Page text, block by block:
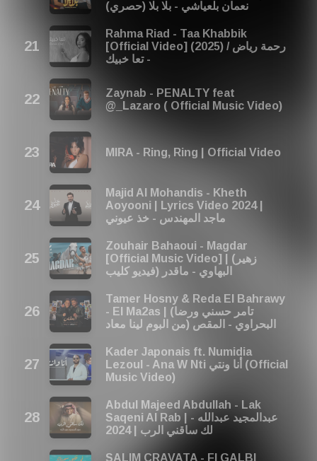
(نعمان بلعياشي - بلا بلا (حصري
Rahma Riad - Taa Khabbik
[Official Video] (2025) / رحمة رياض
- تعا خبيك
Zaynab - PENALTY feat
@_Lazaro ( Official Music Video)
MIRA - Ring, Ring | Official Video
Majid Al Mohandis - Kheth
Aoyooni | Lyrics Video 2024 |
ماجد المهندس - خذ عيوني
Zouhair Bahaoui - Magdar
[Official Music Video] | (زهير
البهاوي - ماقدر (فيديو كليب
Tamer Hosny & Reda El Bahrawy
- El Ma2as | (تامر حسني ورضا
البحراوي - المقص (من البوم لينا معاد
Kader Japonais ft. Numidia
Lezoul - Ana W Nti أنا ونتي (Official
Music Video)
Abdul Majeed Abdullah - Lak
Saqeni Al Rab | عبدالمجيد عبدالله -
لك ساقني الرب | 2024
SALIM CRAVATA - FI GALBI